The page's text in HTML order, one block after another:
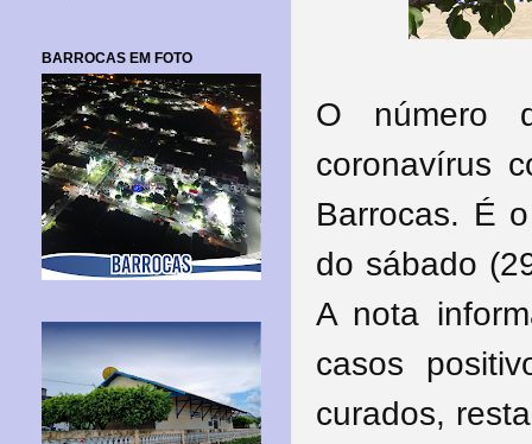
O número
coronavírus
Barrocas. É
do sábado
A nota
casos
curados,
BARROCAS EM FOTO